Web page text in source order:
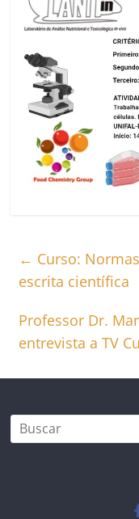
← Curso:
escrita científica
Professor Dr.
entrevista a TV